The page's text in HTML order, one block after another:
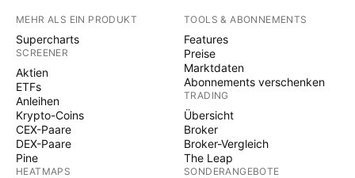
MEHR ALS EIN PRODUKT
Supercharts
SCREENER
Aktien
ETFs
Anleihen
Krypto-Coins
CEX-Paare
DEX-Paare
Pine
HEATMAPS
TOOLS & ABONNEMENTS
Features
Preise
Marktdaten
Abonnements verschenken
TRADING
Übersicht
Broker
Broker-Vergleich
The Leap
SONDERANGEBOTE